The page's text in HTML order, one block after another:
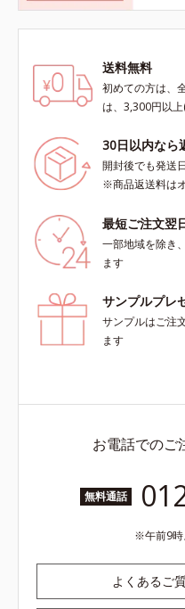
送料無料
初めての方は、
は、3,300円以
30日以内なら
開封後でも発送
※商品返送料は
最短ご注文翌
一部地域を除き
ます
サンプルプレ
サンプルはご注
ます
お電話でのご
無料通話
午前9
よくあるご